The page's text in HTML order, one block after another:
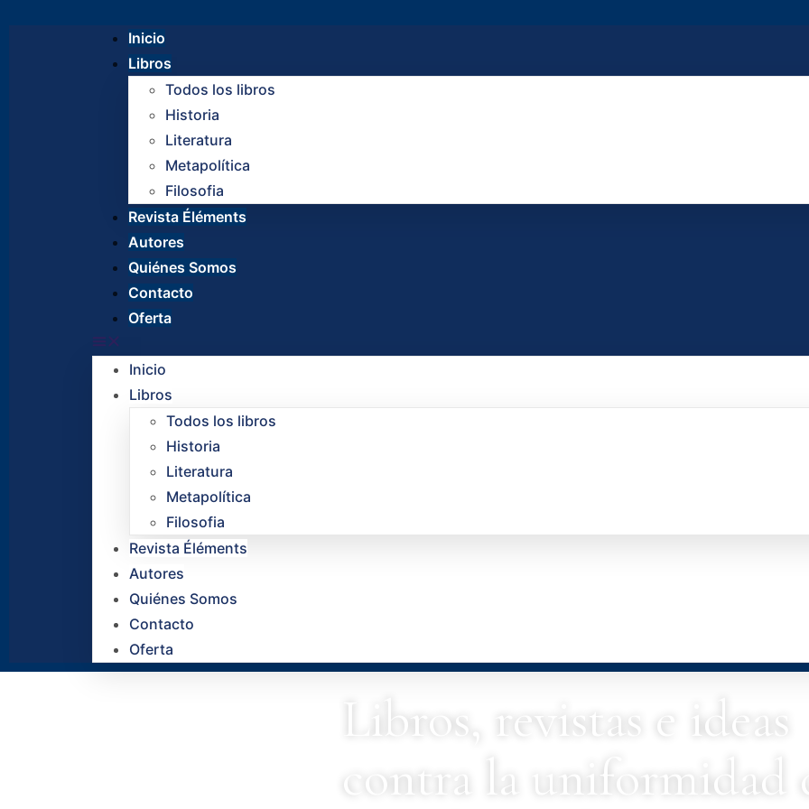
Inicio
Libros
Todos los libros
Historia
Literatura
Metapolítica
Filosofia
Revista Éléments
Autores
Quiénes Somos
Contacto
Oferta
Inicio
Libros
Todos los libros
Historia
Literatura
Metapolítica
Filosofia
Revista Éléments
Autores
Quiénes Somos
Contacto
Oferta
Libros, revistas e ideas
contra la uniformidad